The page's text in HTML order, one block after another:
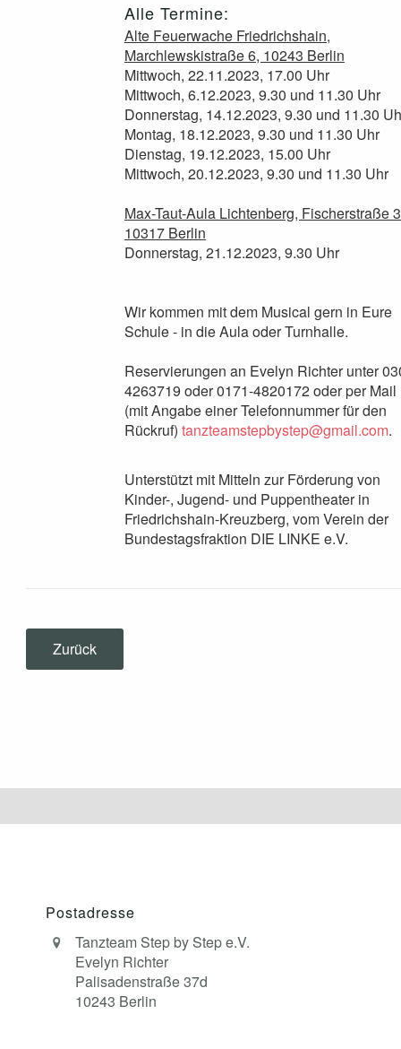
Alle Termine:
Alte Feuerwache Friedrichshain,
Marchlewskistraße 6, 10243 Berlin
Mittwoch, 22.11.2023, 17.00 Uhr
Mittwoch, 6.12.2023, 9.30 und 11.30 Uhr
Donnerstag, 14.12.2023, 9.30 und 11.30
Montag, 18.12.2023, 9.30 und 11.30 Uhr
Dienstag, 19.12.2023, 15.00 Uhr
Mittwoch, 20.12.2023, 9.30 und 11.30 Uhr
Max-Taut-Aula Lichtenberg, Fischerstraße
10317 Berlin
Donnerstag, 21.12.2023, 9.30 Uhr
Wir kommen mit dem Musical gern in Eure
Schule - in die Aula oder Turnhalle.
Reservierungen an Evelyn Richter unter
4263719 oder 0171-4820172 oder per Mail
(mit Angabe einer Telefonnummer für den
Rückruf) tanzteamstepbystep@gmail.com.
Unterstützt mit Mitteln zur Förderung von
Kinder-, Jugend- und Puppentheater in
Friedrichshain-Kreuzberg, vom Verein der
Bundestagsfraktion DIE LINKE e.V.
Zurück
Postadresse
Tanzteam Step by Step e.V.
Evelyn Richter
Palisadenstraße 37d
10243 Berlin